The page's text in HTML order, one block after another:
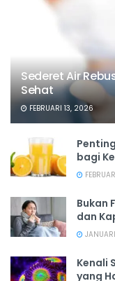
Sederet Air
Sehat
FEBRUARI 13, 2026
bagi
Bukan
dan
Kenali
yang